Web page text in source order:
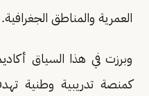
العمرية والمناطق الجغرافية.
وبرزت في هذا السياق
كمنصة تدريبية وطنية